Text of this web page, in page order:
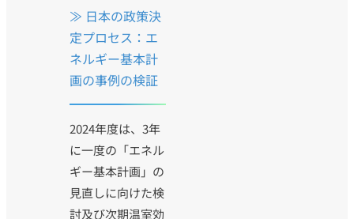
≫ 日本の政策決
定プロセス：エ
ネルギー基本計
画の事例の検証
2024年度は、3年
に一度の「エネル
ギー基本計画」の
見直しに向けた検
討及び次期温室効